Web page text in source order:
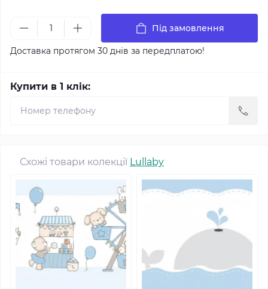
Під замовлення
Доставка протягом 30 днів за передплатою!
Купити в 1 клік:
Схожі товари колекції Lullaby